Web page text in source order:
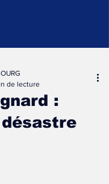
:
de lecture